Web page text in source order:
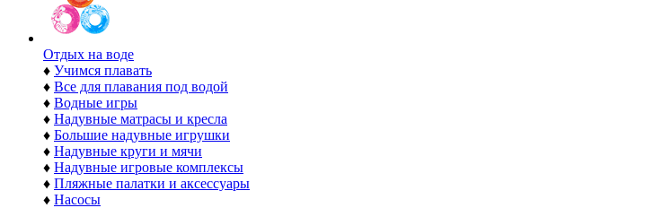
Отдых на воде
♦ Учимся плавать
♦ Все для плавания под водой
♦ Водные игры
♦ Надувные матрасы и кресла
♦ Большие надувные игрушки
♦ Надувные круги и мячи
♦ Надувные игровые комплексы
♦ Пляжные палатки и аксессуары
♦ Насосы